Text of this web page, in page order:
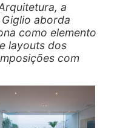
a
aborda
como elemento
layouts dos
com